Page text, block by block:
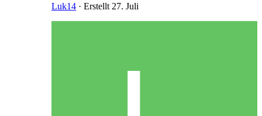
Luk14 · Erstellt 27. Juli